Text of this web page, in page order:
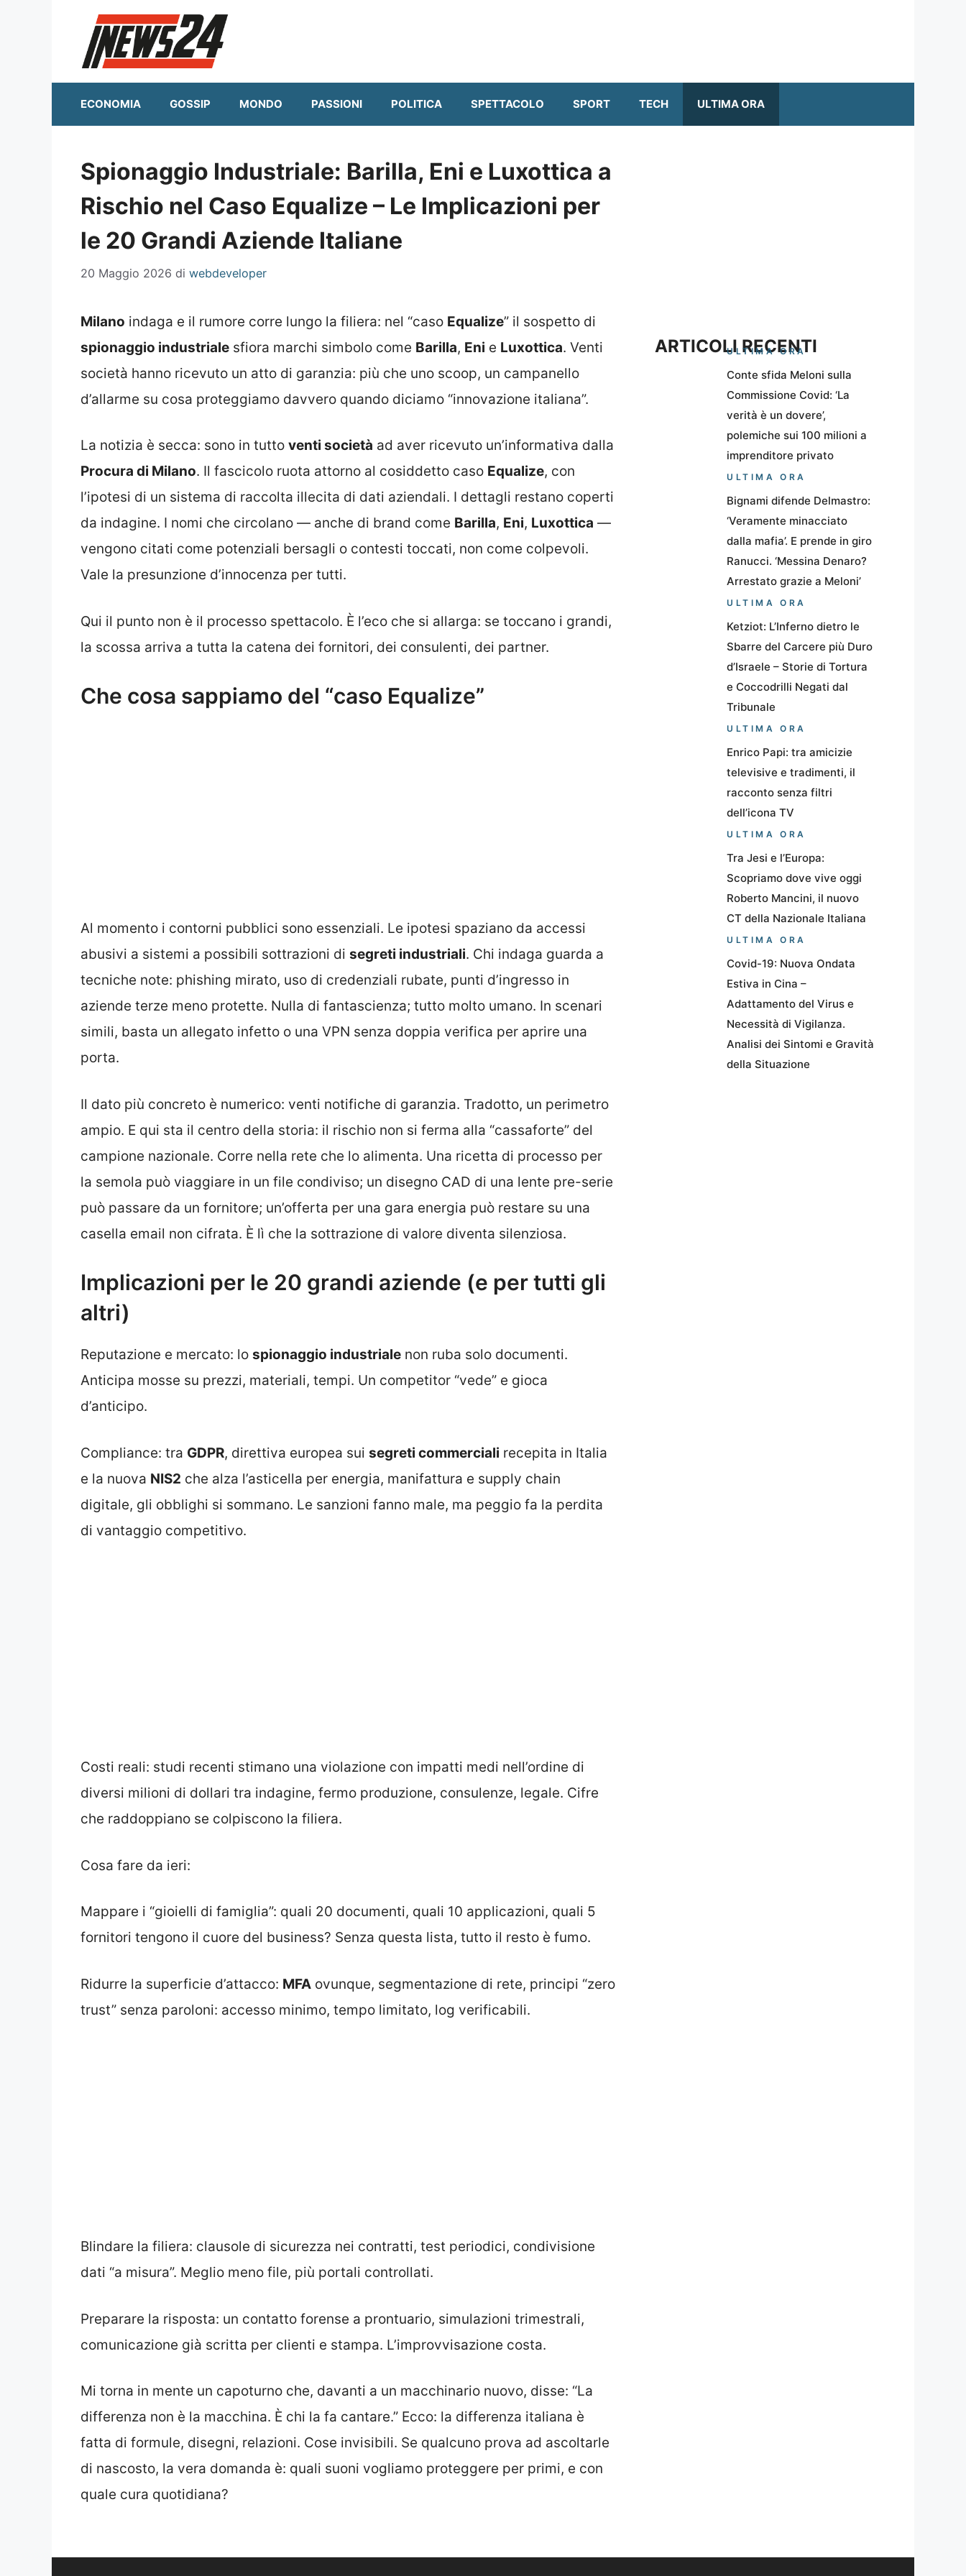
ECONOMIA GOSSIP MONDO PASSIONI POLITICA SPETTACOLO SPORT TECH ULTIMA ORA
Spionaggio Industriale: Barilla, Eni e Luxottica a
Rischio nel Caso Equalize – Le Implicazioni per
le 20 Grandi Aziende Italiane
20 Maggio 2026 di webdeveloper
Milano indaga e il rumore corre lungo la filiera: nel “caso Equalize” il sospetto di
spionaggio industriale sfiora marchi simbolo come Barilla, Eni e Luxottica. Venti
società hanno ricevuto un atto di garanzia: più che uno scoop, un campanello
d’allarme su cosa proteggiamo davvero quando diciamo “innovazione italiana”.
La notizia è secca: sono in tutto venti società ad aver ricevuto un’informativa dalla
Procura di Milano. Il fascicolo ruota attorno al cosiddetto caso Equalize, con
l’ipotesi di un sistema di raccolta illecita di dati aziendali. I dettagli restano coperti
da indagine. I nomi che circolano — anche di brand come Barilla, Eni, Luxottica —
vengono citati come potenziali bersagli o contesti toccati, non come colpevoli.
Vale la presunzione d’innocenza per tutti.
Qui il punto non è il processo spettacolo. È l’eco che si allarga: se toccano i grandi,
la scossa arriva a tutta la catena dei fornitori, dei consulenti, dei partner.
Che cosa sappiamo del “caso Equalize”
Al momento i contorni pubblici sono essenziali. Le ipotesi spaziano da accessi
abusivi a sistemi a possibili sottrazioni di segreti industriali. Chi indaga guarda a
tecniche note: phishing mirato, uso di credenziali rubate, punti d’ingresso in
aziende terze meno protette. Nulla di fantascienza; tutto molto umano. In scenari
simili, basta un allegato infetto o una VPN senza doppia verifica per aprire una
porta.
Il dato più concreto è numerico: venti notifiche di garanzia. Tradotto, un perimetro
ampio. E qui sta il centro della storia: il rischio non si ferma alla “cassaforte” del
campione nazionale. Corre nella rete che lo alimenta. Una ricetta di processo per
la semola può viaggiare in un file condiviso; un disegno CAD di una lente pre-serie
può passare da un fornitore; un’offerta per una gara energia può restare su una
casella email non cifrata. È lì che la sottrazione di valore diventa silenziosa.
Implicazioni per le 20 grandi aziende (e per tutti gli
altri)
Reputazione e mercato: lo spionaggio industriale non ruba solo documenti.
Anticipa mosse su prezzi, materiali, tempi. Un competitor “vede” e gioca
d’anticipo.
Compliance: tra GDPR, direttiva europea sui segreti commerciali recepita in Italia
e la nuova NIS2 che alza l’asticella per energia, manifattura e supply chain
digitale, gli obblighi si sommano. Le sanzioni fanno male, ma peggio fa la perdita
di vantaggio competitivo.
Costi reali: studi recenti stimano una violazione con impatti medi nell’ordine di
diversi milioni di dollari tra indagine, fermo produzione, consulenze, legale. Cifre
che raddoppiano se colpiscono la filiera.
Cosa fare da ieri:
Mappare i “gioielli di famiglia”: quali 20 documenti, quali 10 applicazioni, quali 5
fornitori tengono il cuore del business? Senza questa lista, tutto il resto è fumo.
Ridurre la superficie d’attacco: MFA ovunque, segmentazione di rete, principi “zero
trust” senza paroloni: accesso minimo, tempo limitato, log verificabili.
Blindare la filiera: clausole di sicurezza nei contratti, test periodici, condivisione
dati “a misura”. Meglio meno file, più portali controllati.
Preparare la risposta: un contatto forense a prontuario, simulazioni trimestrali,
comunicazione già scritta per clienti e stampa. L’improvvisazione costa.
Mi torna in mente un capoturno che, davanti a un macchinario nuovo, disse: “La
differenza non è la macchina. È chi la fa cantare.” Ecco: la differenza italiana è
fatta di formule, disegni, relazioni. Cose invisibili. Se qualcuno prova ad ascoltarle
di nascosto, la vera domanda è: quali suoni vogliamo proteggere per primi, e con
quale cura quotidiana?
ARTICOLI RECENTI
ULTIMA ORA
Conte sfida Meloni sulla
Commissione Covid: ‘La
verità è un dovere’,
polemiche sui 100 milioni a
imprenditore privato
ULTIMA ORA
Bignami difende Delmastro:
‘Veramente minacciato
dalla mafia’. E prende in giro
Ranucci. ‘Messina Denaro?
Arrestato grazie a Meloni’
ULTIMA ORA
Ketziot: L’Inferno dietro le
Sbarre del Carcere più Duro
d’Israele – Storie di Tortura
e Coccodrilli Negati dal
Tribunale
ULTIMA ORA
Enrico Papi: tra amicizie
televisive e tradimenti, il
racconto senza filtri
dell’icona TV
ULTIMA ORA
Tra Jesi e l’Europa:
Scopriamo dove vive oggi
Roberto Mancini, il nuovo
CT della Nazionale Italiana
ULTIMA ORA
Covid-19: Nuova Ondata
Estiva in Cina –
Adattamento del Virus e
Necessità di Vigilanza.
Analisi dei Sintomi e Gravità
della Situazione